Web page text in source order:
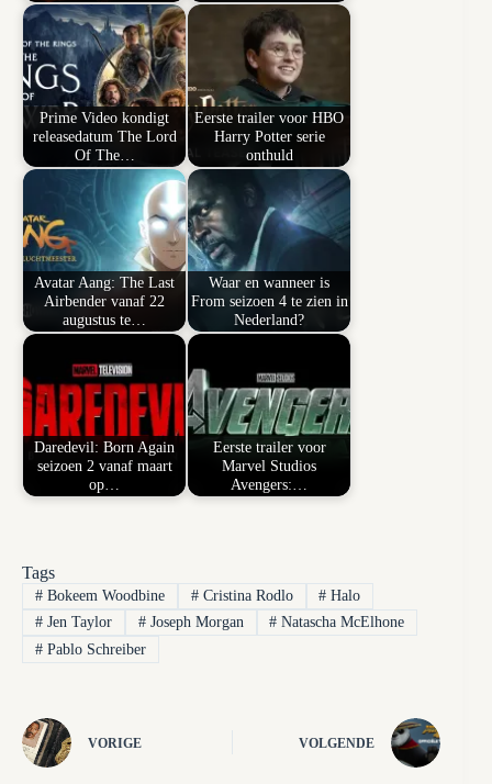
Prime Video kondigt
releasedatum The Lord
Of The…
Eerste trailer voor HBO
Harry Potter serie
onthuld
Avatar Aang: The Last
Airbender vanaf 22
augustus te…
Waar en wanneer is
From seizoen 4 te zien in
Nederland?
Daredevil: Born Again
seizoen 2 vanaf maart
op…
Eerste trailer voor
Marvel Studios
Avengers:…
Tags
#Bokeem Woodbine #Cristina Rodlo # Halo
#Jen Taylor #Joseph Morgan # Natascha McElhone
#Pablo Schreiber
VORIGE VOLGENDE